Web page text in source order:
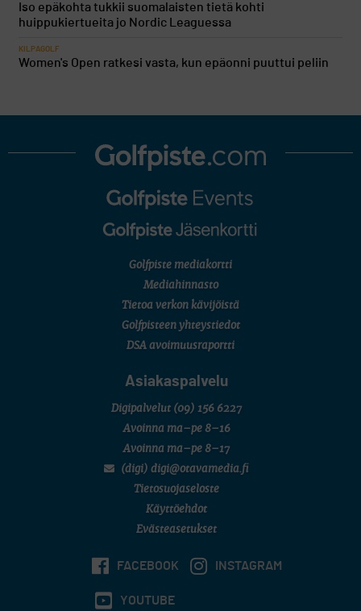
Iso epäkohta tukkii suomalaisten tietä kohti
huippukiertueita jo Nordic Leaguessa
KILPAGOLF
Women's Open ratkesi vasta, kun epäonni puuttui peliin
Golfpiste mediakortti
Mediahinnasto
Tietoa verkon kävijöistä
Golfpisteen yhteystiedot
DSA avoimuusraportti
Asiakaspalvelu
Digipalvelut (09) 156 6227
Avoinna ma–pe 8–16
Avoinna ma–pe 8–17
(digi) digi@otavamedia.fi
Tietosuojaseloste
Käyttöehdot
Evästeasetukset
FACEBOOK INSTAGRAM
YOUTUBE